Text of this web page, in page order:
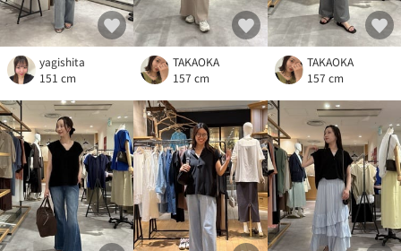
yagishita
151 cm
TAKAOKA
157 cm
TAKAOKA
157 cm